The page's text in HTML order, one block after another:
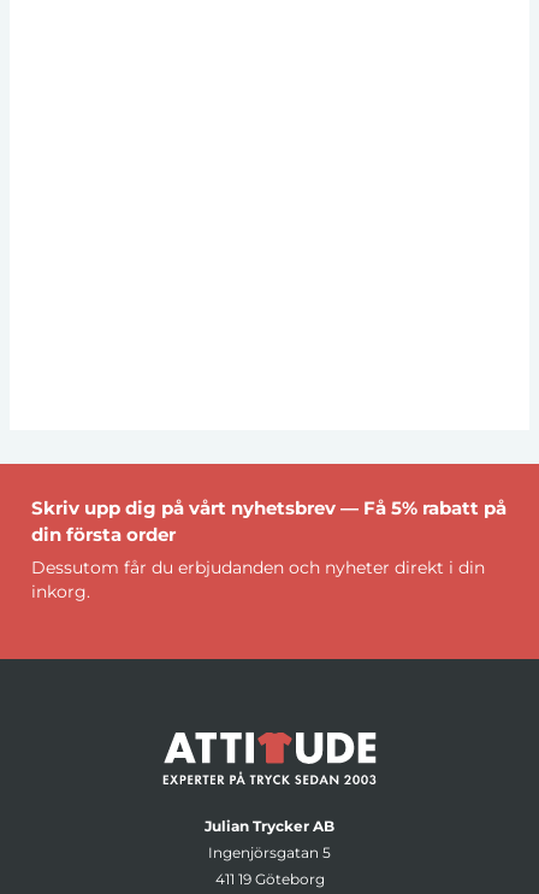
Skriv upp dig på vårt nyhetsbrev — Få 5% rabatt på
din första order
Dessutom får du erbjudanden och nyheter direkt i din
inkorg.
Julian Trycker AB
Ingenjörsgatan 5
411 19 Göteborg